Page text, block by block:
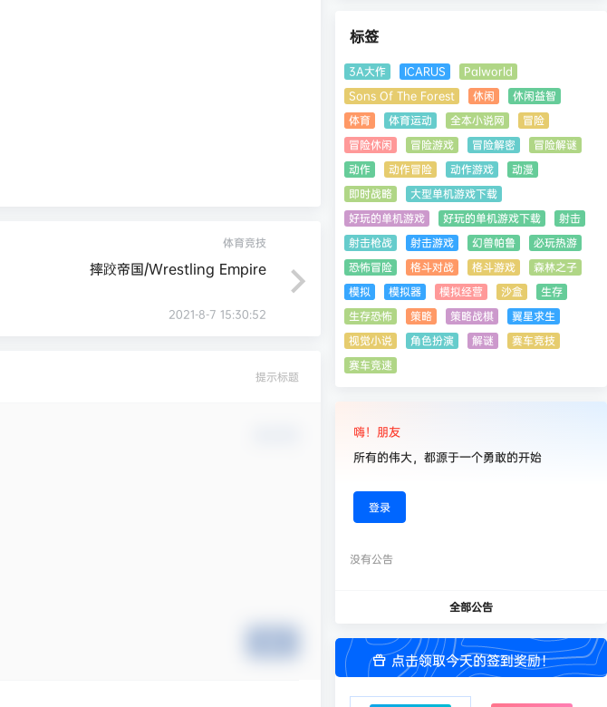
体育竞技
摔跤帝国/Wrestling Empire
2021-8-7 15:30:52
提示标题
标签
3A大作 ICARUS
Palworld
Sons Of The Forest
休闲
休闲益智
体育
体育运动 全本小说网
冒险
冒险休闲
冒险游戏 冒险解密
冒险解谜
动作
动作冒险 动作游戏
动漫
即时战略
大型单机游戏下载
好玩的单机游戏
好玩的单机游戏下载
射击
射击枪战
射击游戏 幻兽帕鲁
必玩热游
恐怖冒险
格斗对战 格斗游戏
森林之子
模拟
模拟器 模拟经营 沙盒
生存
生存恐怖
策略 策略战棋
翼星求生
视觉小说
角色扮演 解谜
赛车竞技
赛车竞速
嗨！朋友
所有的伟大，都源于一个勇敢的开始
登录
没有公告
全部公告
点击领取今天的签到奖励！